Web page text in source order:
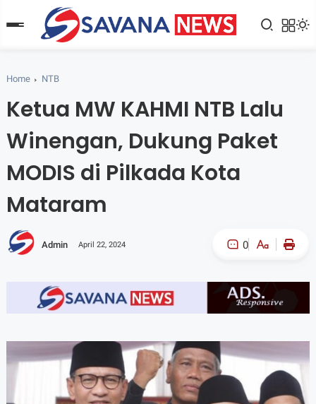
Home NTB
Ketua MW KAHMI NTB Lalu
Winengan, Dukung Paket
MODIS di Pilkada Kota
Mataram
Admin April 22, 2024 0
A- A+